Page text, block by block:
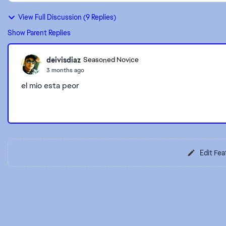
View Full Discussion (9 Replies)
Show Parent Replies
deivisdiaz Seasoned Novice
3 months ago
el mio esta peor
Edit